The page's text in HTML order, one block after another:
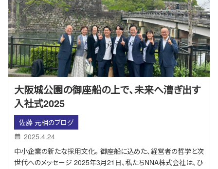
大阪城公園の御座船の上で、未来へ漕ぎ出す
入社式2025
佐藤 元相のブログ
2025.4.24
中小企業の新たな採用文化。御座船に込めた、経営者の哲学と次
世代へのメッセージ 2025年3月21日、私たちNNA株式会社は、ひ